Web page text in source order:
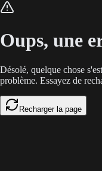
Face au goulot
Oups, une
Désolé, quelque chose
problème. Essayez de
Recharger la page